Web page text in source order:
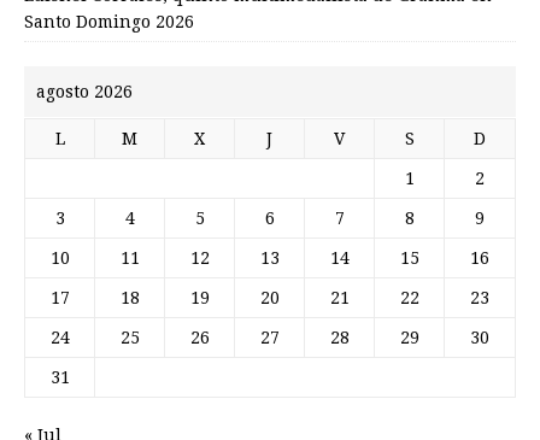
Santo Domingo 2026
agosto 2026
L M X J V S D
1 2
3 4 5 6 7 8 9
10 11 12 13 14 15 16
17 18 19 20 21 22 23
24 25 26 27 28 29 30
31
« Jul